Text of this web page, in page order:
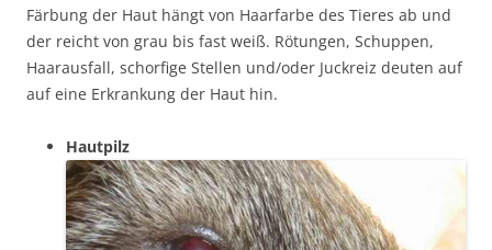
Färbung der Haut hängt von Haarfarbe des Tieres ab und
der reicht von grau bis fast weiß. Rötungen, Schuppen,
Haarausfall, schorfige Stellen und/oder Juckreiz deuten auf
auf eine Erkrankung der Haut hin.
Hautpilz